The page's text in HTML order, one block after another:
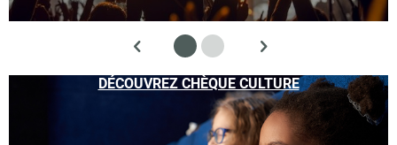
DÉCOUVREZ CHÈQUE CULTURE